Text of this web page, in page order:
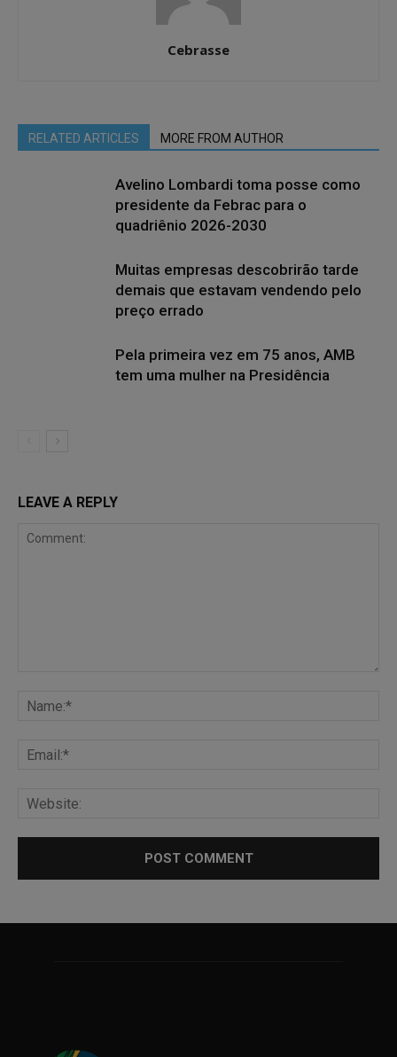
Cebrasse
RELATED ARTICLES MORE FROM AUTHOR
Avelino Lombardi toma posse como
presidente da Febrac para o
quadriênio 2026-2030
Muitas empresas descobrirão tarde
demais que estavam vendendo pelo
preço errado
Pela primeira vez em 75 anos, AMB
tem uma mulher na Presidência
LEAVE A REPLY